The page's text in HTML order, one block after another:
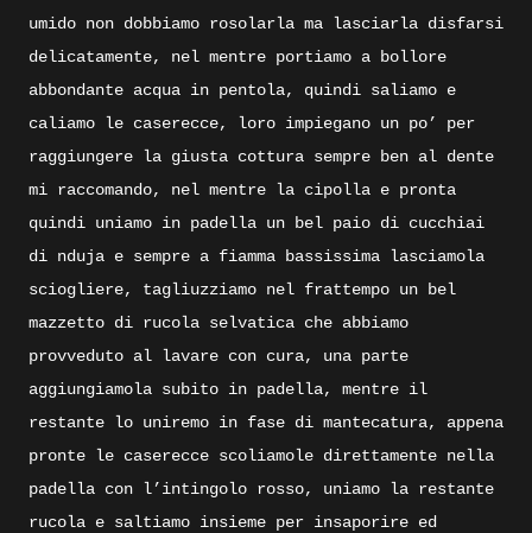
umido non dobbiamo rosolarla ma lasciarla disfarsi
delicatamente, nel mentre portiamo a bollore
abbondante acqua in pentola, quindi saliamo e
caliamo le caserecce, loro impiegano un po’ per
raggiungere la giusta cottura sempre ben al dente
mi raccomando, nel mentre la cipolla e pronta
quindi uniamo in padella un bel paio di cucchiai
di nduja e sempre a fiamma bassissima lasciamola
sciogliere, tagliuzziamo nel frattempo un bel
mazzetto di rucola selvatica che abbiamo
provveduto al lavare con cura, una parte
aggiungiamola subito in padella, mentre il
restante lo uniremo in fase di mantecatura, appena
pronte le caserecce scoliamole direttamente nella
padella con l’intingolo rosso, uniamo la restante
rucola e saltiamo insieme per insaporire ed